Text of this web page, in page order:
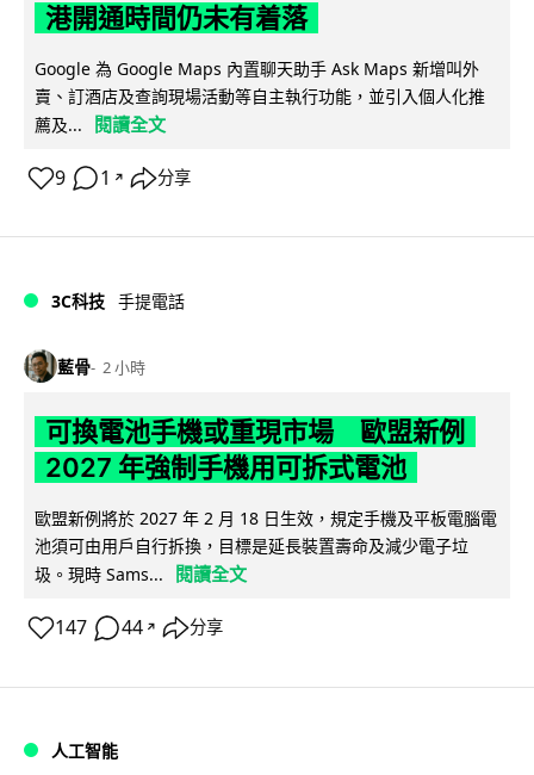
港開通時間仍未有着落
Google 為 Google Maps 內置聊天助手 Ask Maps 新增叫外
賣、訂酒店及查詢現場活動等自主執行功能，並引入個人化推
薦及...
閱讀全文
9 1 ↗ 分享
3C科技 手提電話
藍骨 2 小時
可換電池手機或重現市場 歐盟新例
2027 年強制手機用可拆式電池
歐盟新例將於 2027 年 2 月 18 日生效，規定手機及平板電腦電
池須可由用戶自行拆換，目標是延長裝置壽命及減少電子垃
圾。現時 Sams...
閱讀全文
147 44 ↗ 分享
人工智能